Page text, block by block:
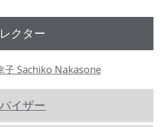
クター
子 Sachiko Nakasone
イザー